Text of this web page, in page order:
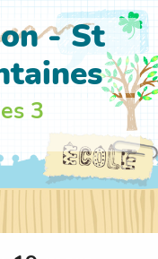
- St
3